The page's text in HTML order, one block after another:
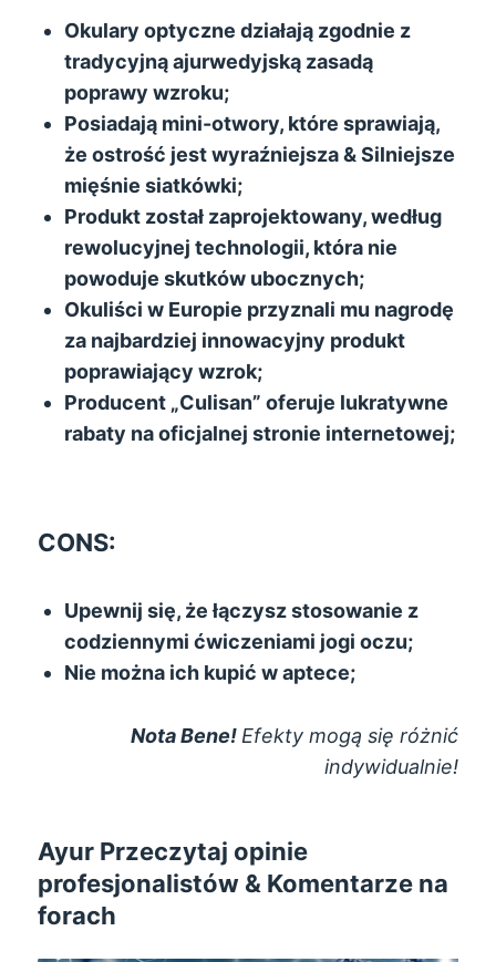
Okulary optyczne działają zgodnie z
tradycyjną ajurwedyjską zasadą
poprawy wzroku;
Posiadają mini-otwory, które sprawiają,
że ostrość jest wyraźniejsza & Silniejsze
mięśnie siatkówki;
Produkt został zaprojektowany, według
rewolucyjnej technologii, która nie
powoduje skutków ubocznych;
Okuliści w Europie przyznali mu nagrodę
za najbardziej innowacyjny produkt
poprawiający wzrok;
Producent „Culisan” oferuje lukratywne
rabaty na oficjalnej stronie internetowej;
CONS:
Upewnij się, że łączysz stosowanie z
codziennymi ćwiczeniami jogi oczu;
Nie można ich kupić w aptece;
Nota Bene! Efekty mogą się różnić
indywidualnie!
Ayur Przeczytaj opinie
profesjonalistów & Komentarze na
forach